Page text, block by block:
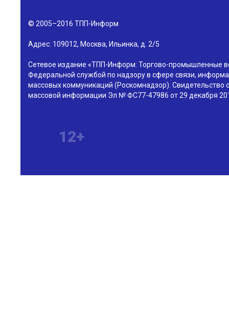
© 2005–2016 ТПП-Информ
Адрес: 109012, Москва, Ильинка, д. 2/5
Сетевое издание «ТПП-Информ: Торгово-промышленные
Федеральной службой по надзору в сфере связи,
массовых коммуникаций (Роскомнадзор). Свидетельство
массовой информации Эл № ФС77-47986 от 29 декабря
12+